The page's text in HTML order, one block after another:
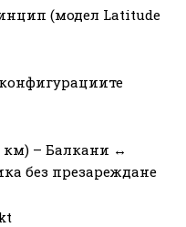
(модел Latitude
км) – Балкани ↔
без презареждане